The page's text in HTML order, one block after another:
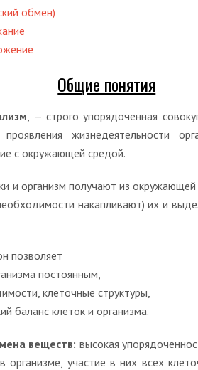
обмен)
Общие понятия
, — строго упорядоченная
жизнедеятельности
с окружающей средой.
и организм получают из
накапливают) их и
позволяет
постоянным,
клеточные структуры,
баланс клеток и организма.
веществ: высокая
организме, участие в них всех